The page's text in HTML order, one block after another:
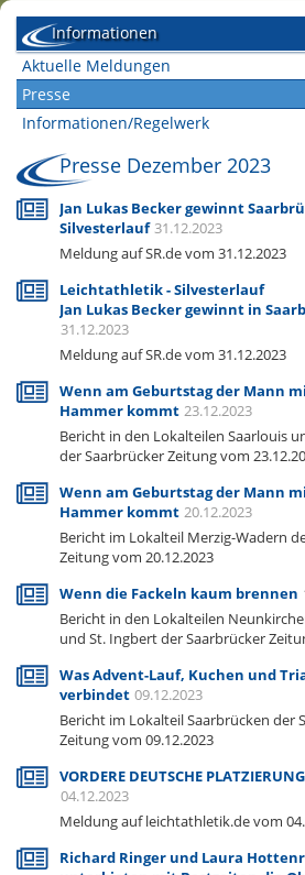
Informationen
Aktuelle Meldungen
Presse
Informationen/Regelwerk
Presse Dezember 2023
Jan Lukas Becker gewinnt
Silvesterlauf 31.12.2023
Meldung auf SR.de vom 31.12.2023
Leichtathletik - Silvesterlauf
Jan Lukas Becker gewinnt in
31.12.2023
Meldung auf SR.de vom 31.12.2023
Wenn am Geburtstag der Mann
Hammer kommt 23.12.2023
Bericht in den Lokalteilen Saarlouis
der Saarbrücker Zeitung vom
Wenn am Geburtstag der Mann
Hammer kommt 20.12.2023
Bericht im Lokalteil Merzig-Wadern
Zeitung vom 20.12.2023
Wenn die Fackeln kaum brennen
Bericht in den Lokalteilen
und St. Ingbert der Saarbrücker
Was Advent-Lauf, Kuchen und
verbindet 09.12.2023
Bericht im Lokalteil Saarbrücken der
Zeitung vom 09.12.2023
VORDERE DEUTSCHE
04.12.2023
Meldung auf leichtathletik.de vom
Richard Ringer und Laura